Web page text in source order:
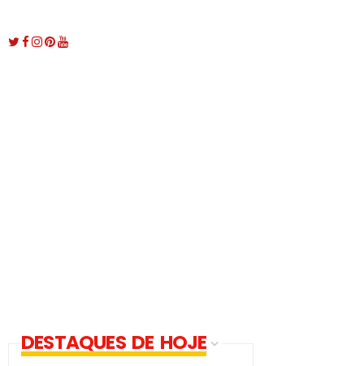
DESTAQUES DE HOJE